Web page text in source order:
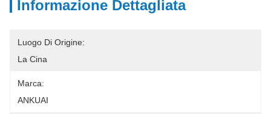
Informazione Dettagliata
Luogo Di Origine:
La Cina
Marca:
ANKUAI